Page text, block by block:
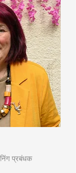
प्रबंधक